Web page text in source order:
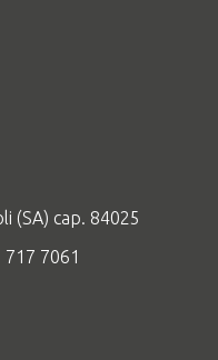
(SA) cap. 84025
7061